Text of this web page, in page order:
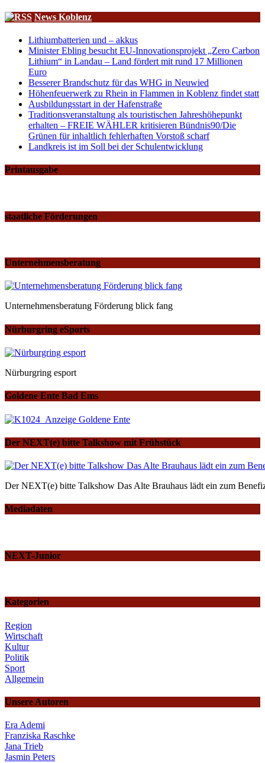
News Koblenz
Lithiumbatterien und – akkus
Minister Ebling besucht EU-Innovationsprojekt „Zero Carbon
Lithium“ in Landau – Land fördert mit rund 17 Millionen
Euro
Besserer Brandschutz für das WHG in Neuwied
Höhenfeuerwerk zu Rhein in Flammen in Koblenz findet statt
Ausbildungsstart in der Hafenstraße
Traditionsveranstaltung als touristischen Jahreshöhepunkt
erhalten – FREIE WÄHLER kritisieren Bündnis90/Die
Grünen für inhaltlich fehlerhaften Vorstoß scharf
Landkreis ist im Soll bei der Schulentwicklung
Printausgabe
staatliche Förderungen
Unternehmensberatung
Unternehmensberatung Förderung blick fang
Nürburgring eSports
Nürburgring esport
Goldene Ente Bad Ems
Der NEXT(e) bitte Talkshow mit Frühstück
Der NEXT(e) bitte Talkshow Das Alte Brauhaus lädt ein zum
Mediadaten
NEXT-Junior
Kategorien
Region
Wirtschaft
Kultur
Politik
Sport
Allgemein
Unsere Autoren
Era Ademi
Franziska Raschke
Jana Trieb
Jasmin Peters